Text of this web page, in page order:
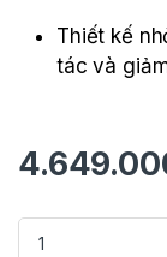
Thiết kế
tác và
Máy Vặn Vít